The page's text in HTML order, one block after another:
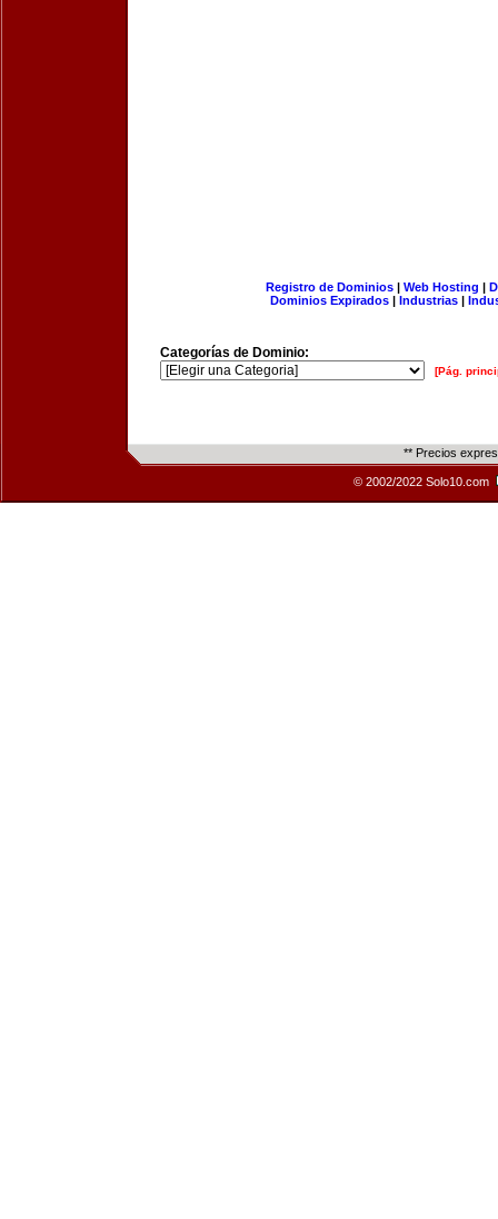
Registro de Dominios| Web Hosting |
Dominios Expirados | Industrias |
Categorías de Dominio:
[Pág.
** Precios
© 2002/2022 Solo10.com